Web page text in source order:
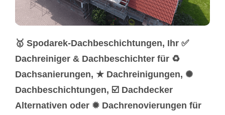
🥇 Spodarek-Dachbeschichtungen, Ihr ✅
Dachreiniger & Dachbeschichter für ♻
Dachsanierungen, ★ Dachreinigungen, ✺
Dachbeschichtungen, ☑️ Dachdecker
Alternativen oder ✹ Dachrenovierungen für